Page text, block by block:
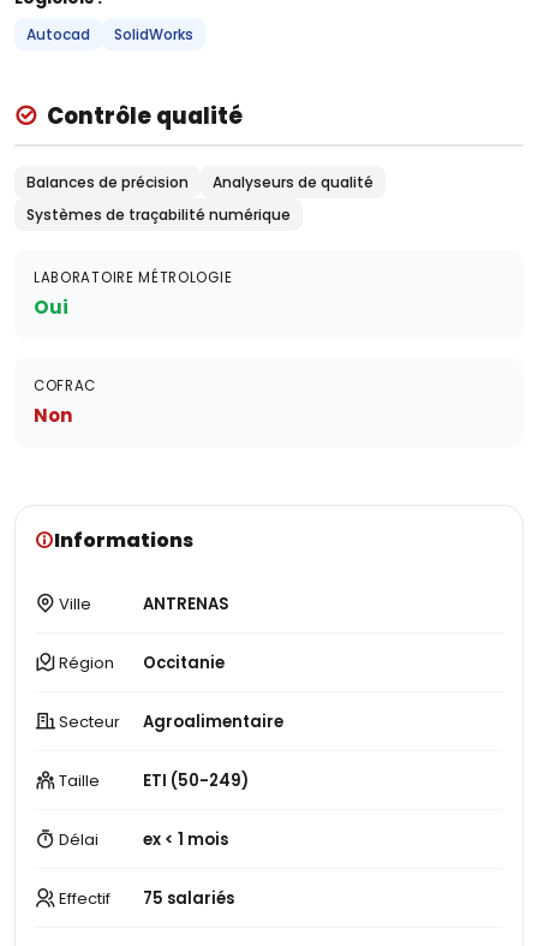
Autocad SolidWorks
Contrôle qualité
Balances de précision
Analyseurs de qualité
Systèmes de traçabilité numérique
LABORATOIRE MÉTROLOGIE
Oui
COFRAC
Non
Informations
Ville ANTRENAS
Région Occitanie
Secteur Agroalimentaire
Taille ETI (50-249)
Délai ex < 1 mois
Effectif 75 salariés